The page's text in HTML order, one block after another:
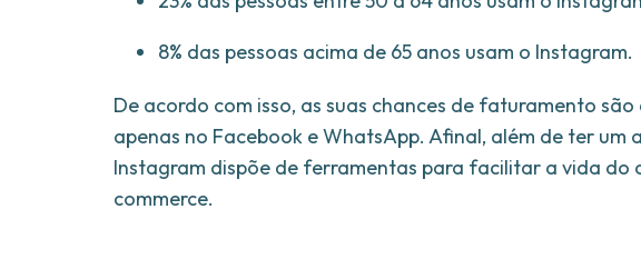
8% das pessoas acima de 65 anos usam o Instagram.
De acordo com isso, as suas chances de faturamento
apenas no Facebook e WhatsApp. Afinal, além de ter um
Instagram dispõe de ferramentas para facilitar a vida do
commerce.